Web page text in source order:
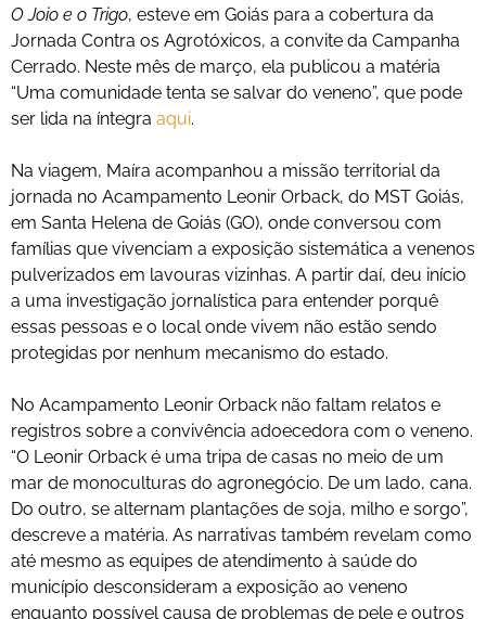
O Joio e o Trigo, esteve em Goiás para a cobertura da
Jornada Contra os Agrotóxicos, a convite da Campanha
Cerrado. Neste mês de março, ela publicou a matéria
“Uma comunidade tenta se salvar do veneno”, que pode
ser lida na íntegra aqui.
Na viagem, Maíra acompanhou a missão territorial da
jornada no Acampamento Leonir Orback, do MST Goiás,
em Santa Helena de Goiás (GO), onde conversou com
famílias que vivenciam a exposição sistemática a venenos
pulverizados em lavouras vizinhas. A partir daí, deu início
a uma investigação jornalística para entender porquê
essas pessoas e o local onde vivem não estão sendo
protegidas por nenhum mecanismo do estado.
No Acampamento Leonir Orback não faltam relatos e
registros sobre a convivência adoecedora com o veneno.
“O Leonir Orback é uma tripa de casas no meio de um
mar de monoculturas do agronegócio. De um lado, cana.
Do outro, se alternam plantações de soja, milho e sorgo”,
descreve a matéria. As narrativas também revelam como
até mesmo as equipes de atendimento à saúde do
município desconsideram a exposição ao veneno
enquanto possível causa de problemas de pele e outros